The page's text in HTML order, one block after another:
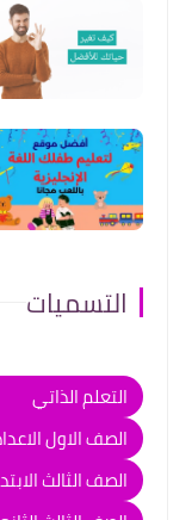
التسميات
التعلم الذاتي
الصف الاول
الصف الثالث